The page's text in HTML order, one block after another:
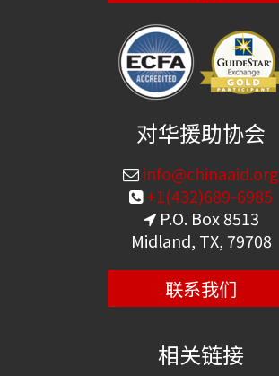
对华援助协会
info@chinaaid.org
+1(432)689-6985
P.O. Box 8513
Midland, TX, 79708
联系我们
相关链接